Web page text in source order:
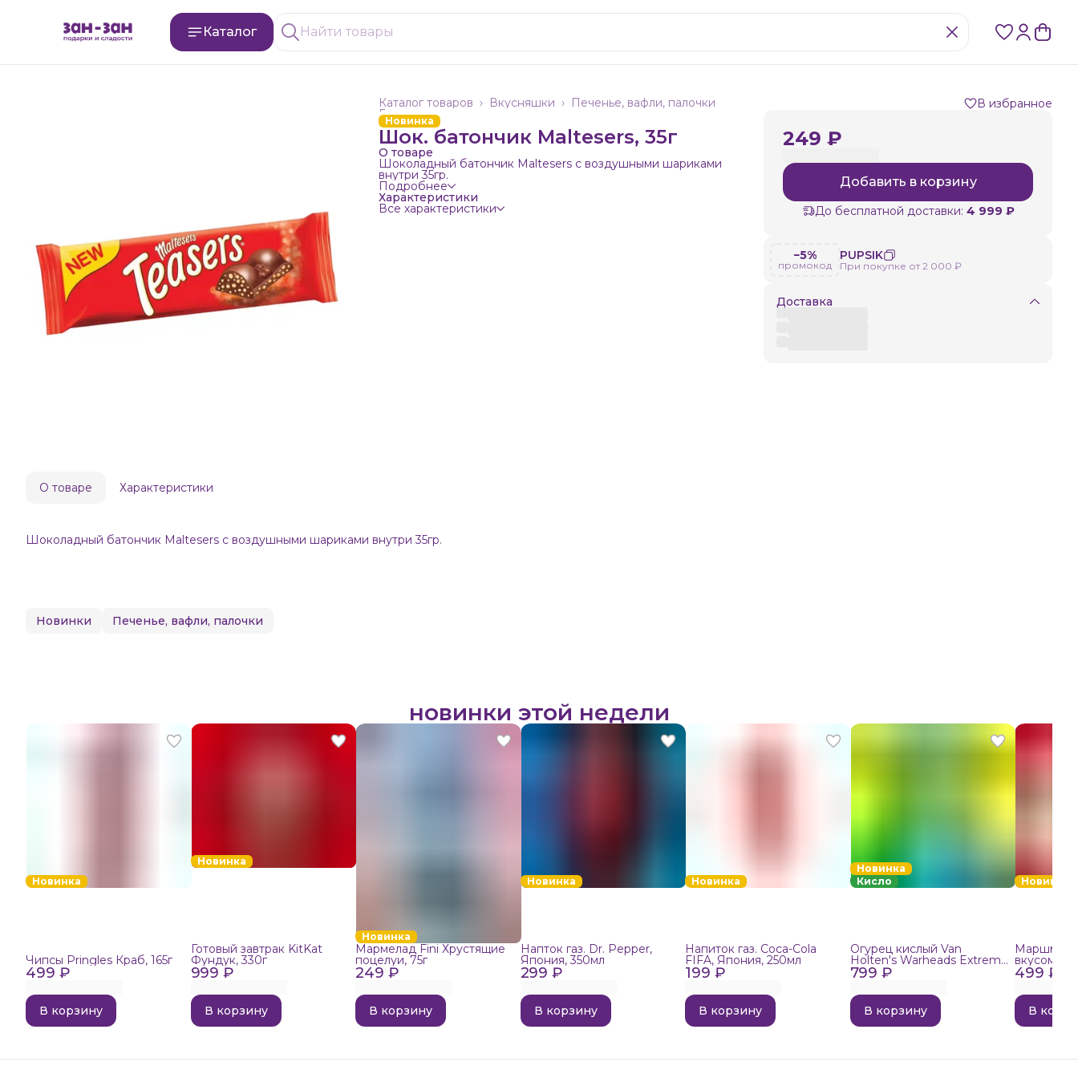
Каталог
Печенье, вафли, палочки
Вкусняшки ›
Каталог товаров ›
Главная ›
Новинка
Шок. батончик Maltesers, 35г
О товаре
Шоколадный батончик Maltesers с воздушными шариками
внутри 35гр.
Подробнее
Характеристики
Все характеристики
В избранное
249 ₽
Добавить в корзину
До бесплатной доставки: 4 999 ₽
−5%
промокод
PUPSIK
При покупке от 2 000 ₽
Доставка
О товаре Характеристики
Шоколадный батончик Maltesers с воздушными шариками внутри 35гр.
Новинки Печенье, вафли, палочки
новинки этой недели
Новинка
499 ₽
Чипсы Pringles Краб, 165г
В корзину
Новинка
999 ₽
Готовый завтрак KitKat
Фундук, 330г
В корзину
Новинка
249 ₽
Мармелад Fini Хрустящие
поцелуи, 75г
В корзину
Новинка
299 ₽
Напток газ. Dr. Pepper,
Япония, 350мл
В корзину
Новинка
199 ₽
Напиток газ. Coca-Cola
FIFA, Япония, 250мл
В корзину
Новинка
Кисло
799 ₽
Огурец кислый Van
Holten's Warheads Extreme
Sour, 140г
В корзину
Новинка
499 ₽
вкусом
В